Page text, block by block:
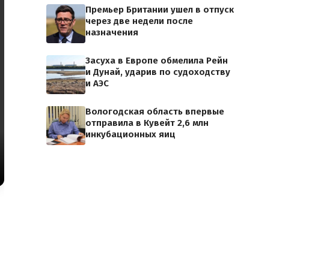
Премьер Британии ушел в отпуск
через две недели после
назначения
Засуха в Европе обмелила Рейн
и Дунай, ударив по судоходству
и АЭС
Вологодская область впервые
отправила в Кувейт 2,6 млн
инкубационных яиц